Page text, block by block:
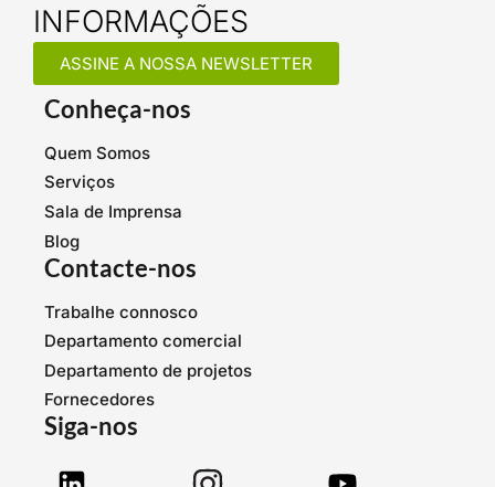
INFORMAÇÕES
ASSINE A NOSSA NEWSLETTER
Conheça-nos
Quem Somos
Serviços
Sala de Imprensa
Blog
Contacte-nos
Trabalhe connosco
Departamento comercial
Departamento de projetos
Fornecedores
Siga-nos